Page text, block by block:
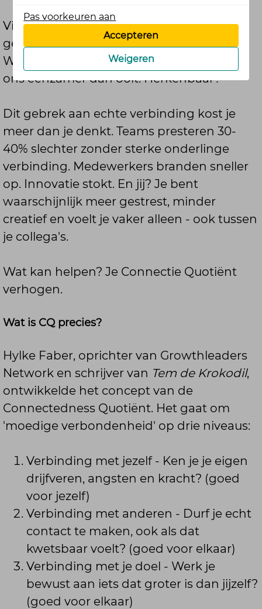
Videovergaderingen in plaats van echte
gesprekken. Appjes in plaats van contact.
We zijn constant bereikbaar, maar voelen
ons eenzamer dan ooit. Herkenbaar?
Dit gebrek aan echte verbinding kost je
meer dan je denkt. Teams presteren 30-
40% slechter zonder sterke onderlinge
verbinding. Medewerkers branden sneller
op. Innovatie stokt. En jij? Je bent
waarschijnlijk meer gestrest, minder
creatief en voelt je vaker alleen - ook tussen
je collega's.
Wat kan helpen? Je Connectie Quotiënt
verhogen.
Wat is CQ precies?
Hylke Faber, oprichter van Growthleaders
Network en schrijver van Tem de Krokodil,
ontwikkelde het concept van de
Connectedness Quotiënt. Het gaat om
'moedige verbondenheid' op drie niveaus:
Verbinding met jezelf - Ken je je eigen
drijfveren, angsten en kracht? (goed
voor jezelf)
Verbinding met anderen - Durf je echt
contact te maken, ook als dat
kwetsbaar voelt? (goed voor elkaar)
Verbinding met je doel - Werk je
bewust aan iets dat groter is dan jijzelf?
(goed voor elkaar)
Pas voorkeuren aan
Accepteren
Weigeren